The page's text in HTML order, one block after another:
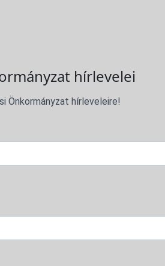
hírlevelei
Önkormányzat hírleveleire!